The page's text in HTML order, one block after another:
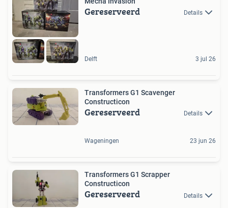
Gereserveerd Details
Delft 3 jul 26
Transformers G1 Scavenger
Constructicon
Gereserveerd Details
Wageningen 23 jun 26
Transformers G1 Scrapper
Constructicon
Gereserveerd Details